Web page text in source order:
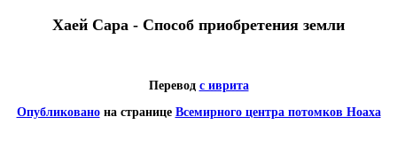
Хаей Сара - Способ приобретения земли
Перевод с иврита
Опубликованона странице Всемирного центра потомков Ноаха